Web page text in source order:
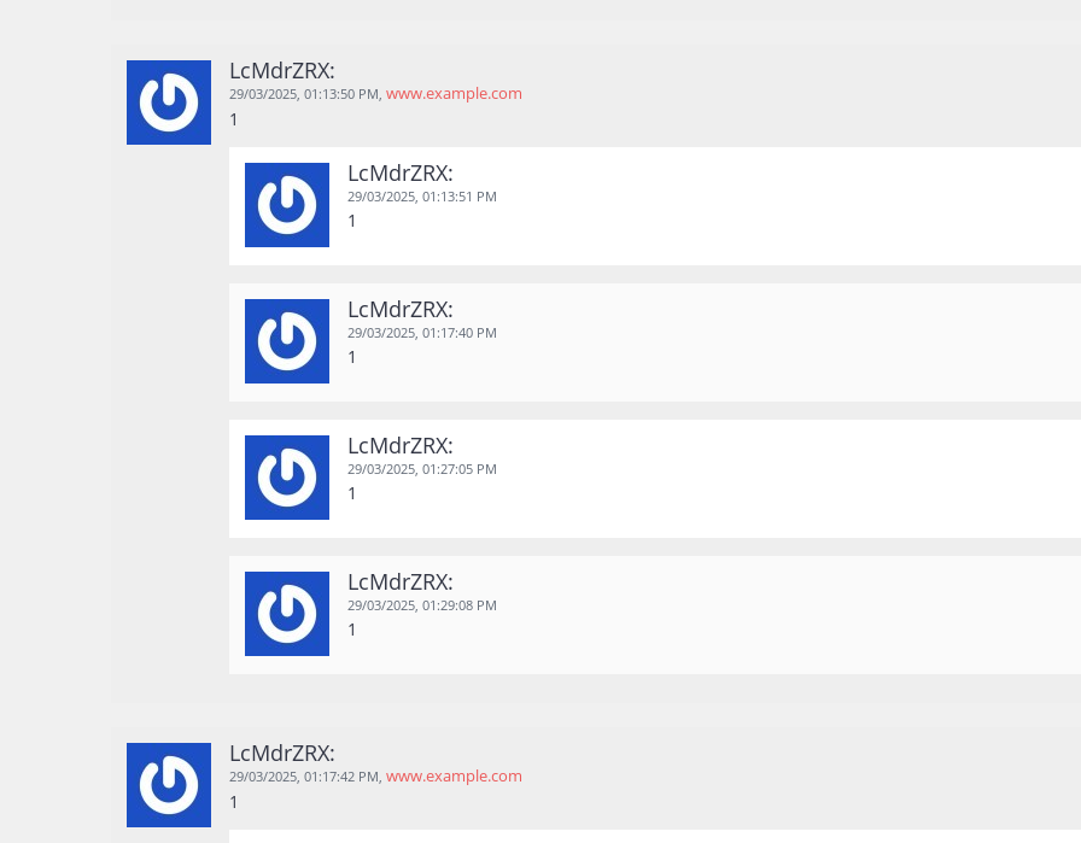
LcMdrZRX:
29/03/2025, 01:13:50 PM www.example.com
1
LcMdrZRX:
29/03/2025, 01:13:51 PM
1
LcMdrZRX:
29/03/2025, 01:17:40 PM
1
LcMdrZRX:
29/03/2025, 01:27:05 PM
1
LcMdrZRX:
29/03/2025, 01:29:08 PM
1
LcMdrZRX:
29/03/2025, 01:17:42 PM www.example.com
1